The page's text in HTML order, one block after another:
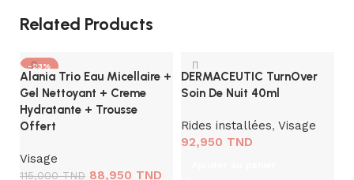
Related Products
-23%
SOLD OUT
Alania Trio Eau Micellaire +
Gel Nettoyant + Creme
Hydratante + Trousse
Offert
Visage
115,000TND 88,950 TND
DERMACEUTIC TurnOver
Soin De Nuit 40ml
Rides installées, Visage
92,950 TND